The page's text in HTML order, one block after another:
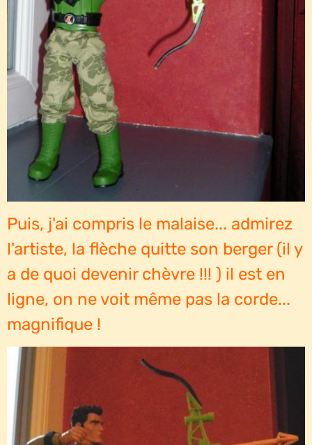
Puis, j'ai compris le malaise... admirez
l'artiste, la flèche quitte son berger (il y
a de quoi devenir chèvre !!! ) il est en
ligne, on ne voit même pas la corde...
magnifique !